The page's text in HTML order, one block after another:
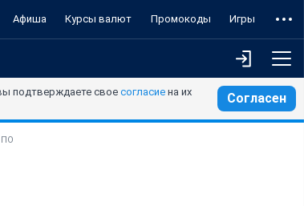
Афиша Курсы валют Промокоды Игры
подтверждаете свое согласие на их
Согласен